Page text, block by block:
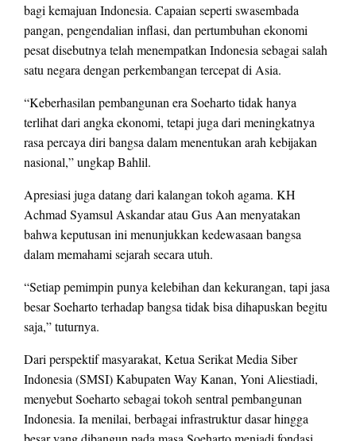
bagi kemajuan Indonesia. Capaian seperti swasembada
pangan, pengendalian inflasi, dan pertumbuhan ekonomi
pesat disebutnya telah menempatkan Indonesia sebagai salah
satu negara dengan perkembangan tercepat di Asia.
“Keberhasilan pembangunan era Soeharto tidak hanya
terlihat dari angka ekonomi, tetapi juga dari meningkatnya
rasa percaya diri bangsa dalam menentukan arah kebijakan
nasional,” ungkap Bahlil.
Apresiasi juga datang dari kalangan tokoh agama. KH
Achmad Syamsul Askandar atau Gus Aan menyatakan
bahwa keputusan ini menunjukkan kedewasaan bangsa
dalam memahami sejarah secara utuh.
“Setiap pemimpin punya kelebihan dan kekurangan, tapi jasa
besar Soeharto terhadap bangsa tidak bisa dihapuskan begitu
saja,” tuturnya.
Dari perspektif masyarakat, Ketua Serikat Media Siber
Indonesia (SMSI) Kabupaten Way Kanan, Yoni Aliestiadi,
menyebut Soeharto sebagai tokoh sentral pembangunan
Indonesia. Ia menilai, berbagai infrastruktur dasar hingga